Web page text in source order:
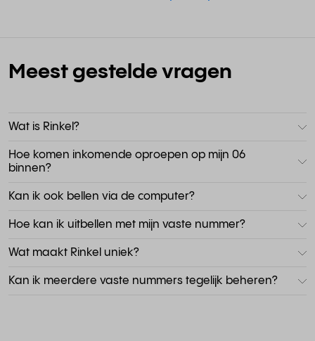
Meest gestelde vragen
Wat is Rinkel?
Hoe komen inkomende oproepen op mijn 06
binnen?
Kan ik ook bellen via de computer?
Hoe kan ik uitbellen met mijn vaste nummer?
Wat maakt Rinkel uniek?
Kan ik meerdere vaste nummers tegelijk beheren?